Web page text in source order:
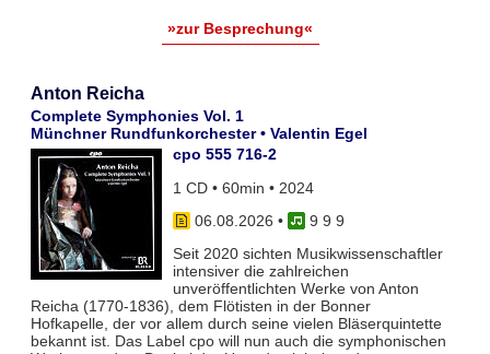
»zur Besprechung«
Anton Reicha
Complete Symphonies Vol. 1
Münchner Rundfunkorchester • Valentin Egel
cpo 555 716-2
1 CD • 60min • 2024
06.08.2026 •
9 9 9
Seit 2020 sichten Musikwissenschaftler
intensiver die zahlreichen
unveröffentlichten Werke von Anton
Reicha (1770-1836), dem Flötisten in der Bonner
Hofkapelle, der vor allem durch seine vielen Bläserquintette
bekannt ist. Das Label cpo will nun auch die symphonischen